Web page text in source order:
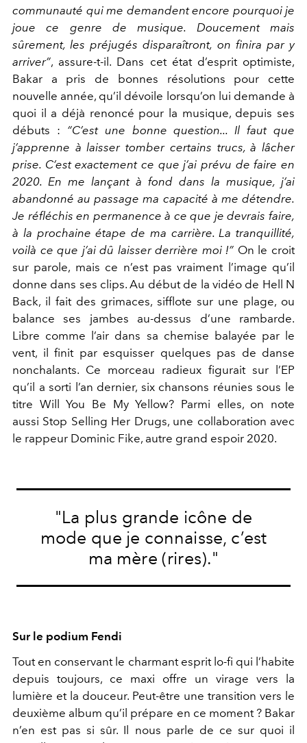
communauté qui me demandent encore pourquoi je
joue ce genre de musique. Doucement mais
sûrement, les préjugés disparaîtront, on finira par y
arriver”, assure-t-il. Dans cet état d’esprit optimiste,
Bakar a pris de bonnes résolutions pour cette
nouvelle année, qu’il dévoile lorsqu’on lui demande à
quoi il a déjà renoncé pour la musique, depuis ses
débuts : “C’est une bonne question... Il faut que
j’apprenne à laisser tomber certains trucs, à lâcher
prise. C’est exactement ce que j’ai prévu de faire en
2020. En me lançant à fond dans la musique, j’ai
abandonné au passage ma capacité à me détendre.
Je réfléchis en permanence à ce que je devrais faire,
à la prochaine étape de ma carrière. La tranquillité,
voilà ce que j’ai dû laisser derrière moi !” On le croit
sur parole, mais ce n’est pas vraiment l’image qu’il
donne dans ses clips. Au début de la vidéo de Hell N
Back, il fait des grimaces, sifflote sur une plage, ou
balance ses jambes au-dessus d’une rambarde.
Libre comme l’air dans sa chemise balayée par le
vent, il finit par esquisser quelques pas de danse
nonchalants. Ce morceau radieux figurait sur l’EP
qu’il a sorti l’an dernier, six chansons réunies sous le
titre Will You Be My Yellow? Parmi elles, on note
aussi Stop Selling Her Drugs, une collaboration avec
le rappeur Dominic Fike, autre grand espoir 2020.
"La plus grande icône de
mode que je connaisse, c’est
ma mère (rires)."
Sur le podium Fendi
Tout en conservant le charmant esprit lo-fi qui l’habite
depuis toujours, ce maxi offre un virage vers la
lumière et la douceur. Peut-être une transition vers le
deuxième album qu’il prépare en ce moment ? Bakar
n’en est pas si sûr. Il nous parle de ce sur quoi il